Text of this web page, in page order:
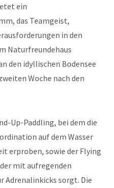
ein
das Teamgeist,
in den
Naturfreundehaus
den idyllischen Bodensee
Woche nach den
Up-Paddling, bei dem die
auf dem Wasser
erproben, sowie der Flying
mit aufregenden
Adrenalinkicks sorgt. Die